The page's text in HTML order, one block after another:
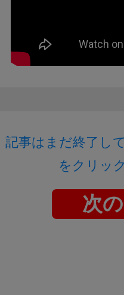
記事はまだ終了し
をクリッ
次